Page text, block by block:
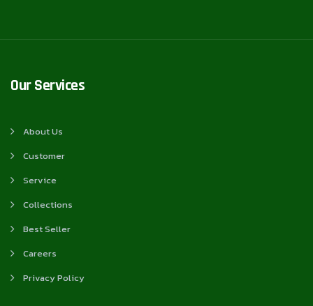
Our Services
About Us
Customer
Service
Collections
Best Seller
Careers
Privacy Policy